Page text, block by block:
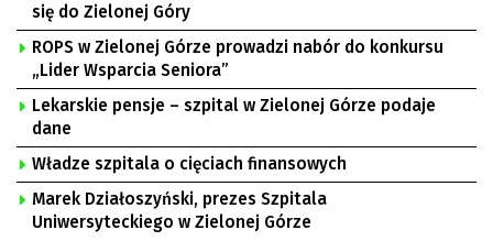
się do Zielonej Góry
ROPS w Zielonej Górze prowadzi nabór do konkursu
„Lider Wsparcia Seniora”
Lekarskie pensje – szpital w Zielonej Górze podaje
dane
Władze szpitala o cięciach finansowych
Marek Działoszyński, prezes Szpitala
Uniwersyteckiego w Zielonej Górze